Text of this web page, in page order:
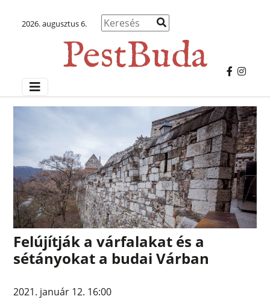
2026. augusztus 6.
Felújítják a várfalakat és a
sétányokat a budai Várban
2021. január 12. 16:00